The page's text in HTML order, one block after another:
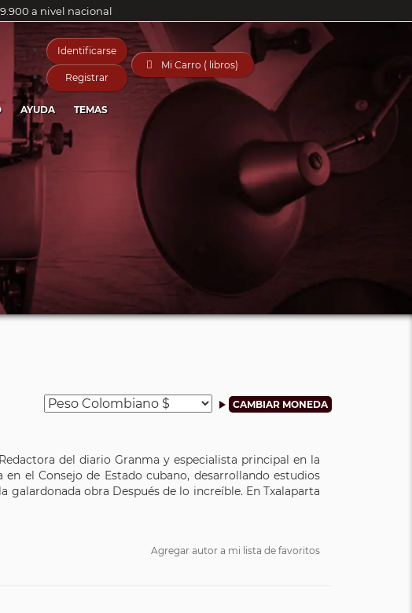
a nivel nacional
Identificarse
Registrar
 Mi Carro ( libros)
AYUDA TEMAS
del diario Granma y especialista principal en la
el Consejo de Estado cubano, desarrollando estudios
obra Después de lo increíble. En Txalaparta
Agregar autor a mi lista de favoritos